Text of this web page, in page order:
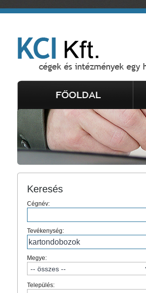
Keresés
Cégnév:
Tevékenység:
Megye:
Település: